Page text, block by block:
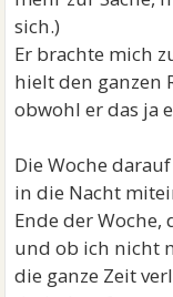
sich.)
Er brachte mich
hielt den ganzen
obwohl er das ja
Die Woche
in die Nacht
Ende der
und ob ich nicht
die ganze Zeit